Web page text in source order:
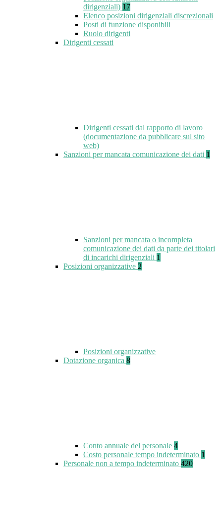
dirigenziali) 17
Elenco posizioni dirigenziali discrezionali
Posti di funzione disponibili
Ruolo dirigenti
Dirigenti cessati
Dirigenti cessati dal rapporto di lavoro
(documentazione da pubblicare sul sito
web)
Sanzioni per mancata comunicazione dei dati 1
Sanzioni per mancata o incompleta
comunicazione dei dati da parte dei titolari
di incarichi dirigenziali 1
Posizioni organizzative 2
Posizioni organizzative
Dotazione organica 8
Conto annuale del personale 4
Costo personale tempo indeterminato 1
Personale non a tempo indeterminato 420